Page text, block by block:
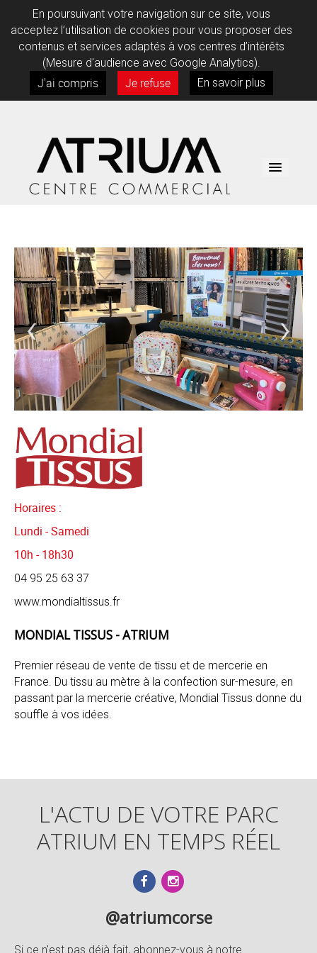
En poursuivant votre navigation sur ce site, vous
acceptez l’utilisation de cookies pour vous proposer des
contenus et services adaptés à vos centres d’intérêts
(Mesure d'audience avec Google Analytics).
J'ai compris Je refuse En savoir plus
SERVICES
INFOS
CARTE CADEAU
AUCHAN
DRIVE
‹ ›
Horaires :
Lundi - Samedi
10h - 18h30
04 95 25 63 37
www.mondialtissus.fr
MONDIAL TISSUS - ATRIUM
Premier réseau de vente de tissu et de mercerie en
France. Du tissu au mètre à la confection sur-mesure, en
passant par la mercerie créative, Mondial Tissus donne du
souffle à vos idées.
L'ACTU DE VOTRE PARC
ATRIUM EN TEMPS RÉEL
@atriumcorse
Si ce n'est pas déjà fait, abonnez-vous à notre